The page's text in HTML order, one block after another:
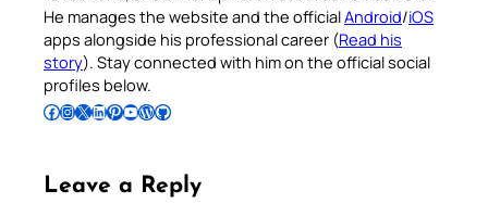
He manages the website and the officialAndroid/iOS
apps alongside his professional career (Read his
story). Stay connected with him on the official social
profiles below.
Follow Pradeep on Facebook Follow Pradeep on InstagramFollow Pradeep on X Follow Pradeep on LinkedIn Follow Pradeep on Pinterest Subscribe to Pradeep’s Youtube Channel Follow Pradeep on WordPress Follow Pradeep on GitHub
Leave a Reply